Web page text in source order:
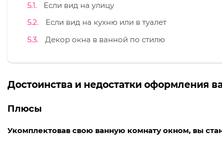
Если вид на улицу
Если вид на кухню или в туалет
Декор окна в ванной по стилю
Достоинства и недостатки оформления
Плюсы
Укомплектовав свою ванную комнату окном, вы